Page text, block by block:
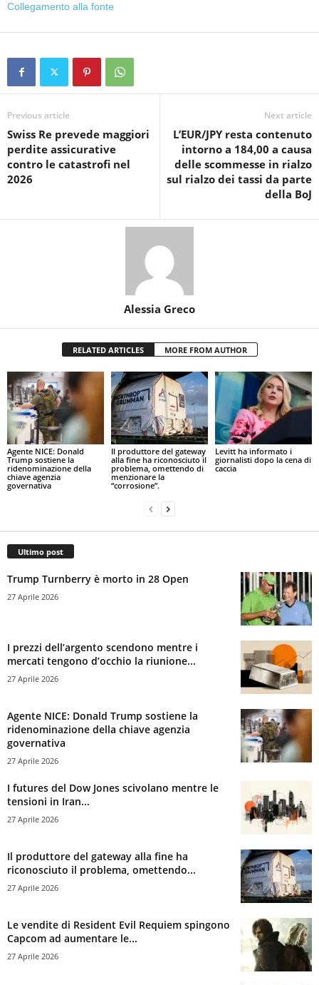
Collegamento alla fonte
Previous article
Swiss Re prevede maggiori
perdite assicurative
contro le catastrofi nel
2026
Next article
L’EUR/JPY resta contenuto
intorno a 184,00 a causa
delle scommesse in rialzo
sul rialzo dei tassi da parte
della BoJ
Alessia Greco
RELATED ARTICLES MORE FROM AUTHOR
Agente NICE: Donald
Trump sostiene la
ridenominazione della
chiave agenzia
governativa
Il produttore del gateway
alla fine ha riconosciuto il
problema, omettendo di
menzionare la
“corrosione”.
Levitt ha informato i
giornalisti dopo la cena di
caccia
Ultimo post
Trump Turnberry è morto in 28 Open
27 Aprile 2026
I prezzi dell’argento scendono mentre i
mercati tengono d’occhio la riunione...
27 Aprile 2026
Agente NICE: Donald Trump sostiene la
ridenominazione della chiave agenzia
governativa
27 Aprile 2026
I futures del Dow Jones scivolano mentre le
tensioni in Iran...
27 Aprile 2026
Il produttore del gateway alla fine ha
riconosciuto il problema, omettendo...
27 Aprile 2026
Le vendite di Resident Evil Requiem spingono
Capcom ad aumentare le...
27 Aprile 2026